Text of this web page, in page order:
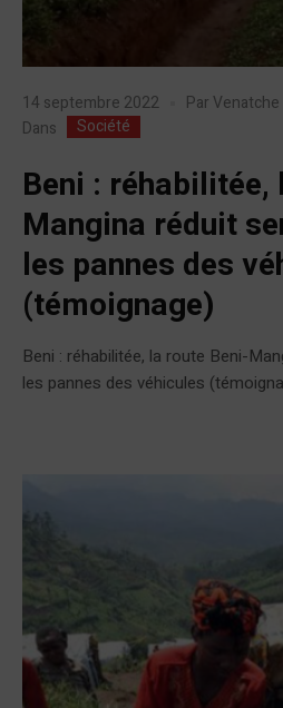
14 septembre 2022 Par Venatche
Dans
Société
Beni :
Mangina réduit
les pannes des
(témoignage)
Beni : réhabilitée, la route Beni-
les pannes des véhicules